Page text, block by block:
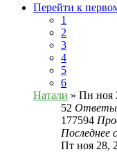
Перейти к
1
2
3
4
5
6
Натали » Пн ноя
52 Ответы
177594
Последнее
Пт ноя 28,